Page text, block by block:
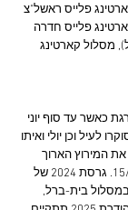
5 (הכל כלול), מסלול קארטינג
כאשר עד סוף יוני
לעיל וכן יולי ואיתו
המירוץ הארוך
בית-ברל,